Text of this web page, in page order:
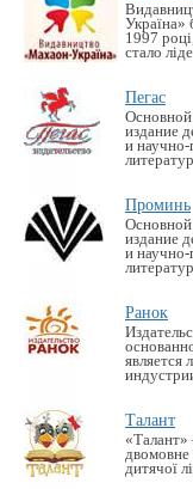
Україна»
1997
стало
Пегас
Основной
издание
и
Проминь
Основной
издание
и
Ранок
является
Талант
«Талант»
двомовне
дитячої